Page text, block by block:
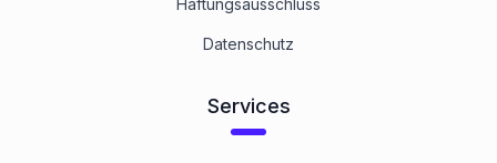
Haftungsausschluss
Datenschutz
Services